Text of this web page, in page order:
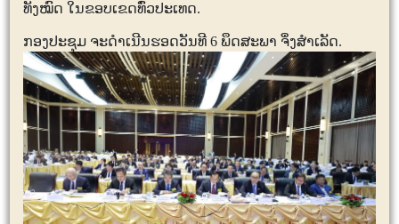
ທັງໝົດ ໃນຂອບເຂດທົ່ວປະເທດ.
ກອງປະຊຸມ ຈະດໍາເນີນຮອດວັນທີ6ພຶດສະພາ ຈຶ່ງສໍາເລັດ.